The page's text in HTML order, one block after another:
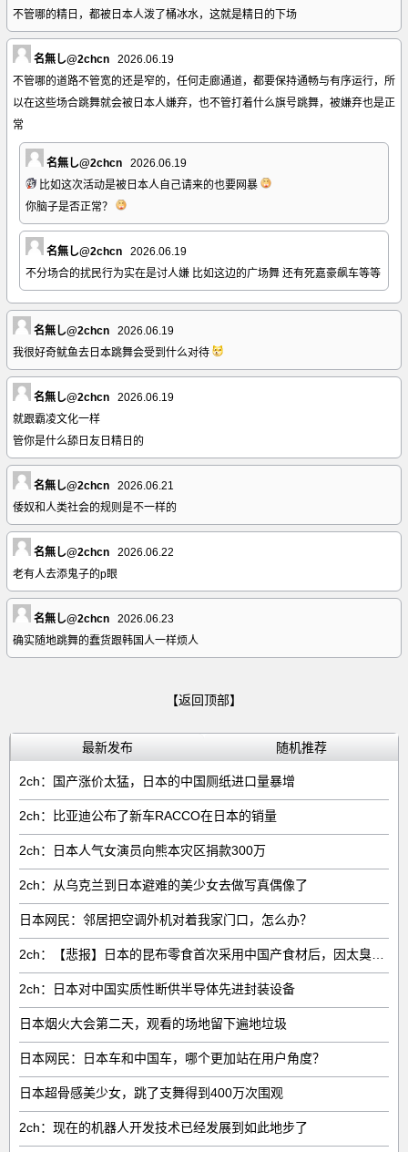
不管哪的精日，都被日本人泼了桶冰水，这就是精日的下场
名無し@2chcn
2026.06.19
不管哪的道路不管宽的还是窄的，任何走廊通道，都要保持通畅与有序运行，所
以在这些场合跳舞就会被日本人嫌弃，也不管打着什么旗号跳舞，被嫌弃也是正
常
名無し@2chcn
2026.06.19
比如这次活动是被日本人自己请来的也要网暴
你脑子是否正常？
名無し@2chcn
2026.06.19
不分场合的扰民行为实在是讨人嫌 比如这边的广场舞 还有死嘉豪飙车等等
名無し@2chcn
2026.06.19
我很好奇鱿鱼去日本跳舞会受到什么对待
名無し@2chcn
2026.06.19
就跟霸凌文化一样
管你是什么舔日友日精日的
名無し@2chcn
2026.06.21
倭奴和人类社会的规则是不一样的
名無し@2chcn
2026.06.22
老有人去添鬼子的p眼
名無し@2chcn
2026.06.23
确实随地跳舞的蠢货跟韩国人一样烦人
【返回顶部】
最新发布 随机推荐
2ch：国产涨价太猛，日本的中国厕纸进口量暴增
2ch：比亚迪公布了新车RACCO在日本的销量
2ch：日本人气女演员向熊本灾区捐款300万
2ch：从乌克兰到日本避难的美少女去做写真偶像了
日本网民：邻居把空调外机对着我家门口，怎么办？
2ch：日本对中国实质性断供半导体先进封装设备
日本烟火大会第二天，观看的场地留下遍地垃圾
日本网民：日本车和中国车，哪个更加站在用户角度？
日本超骨感美少女，跳了支舞得到400万次围观
2ch：现在的机器人开发技术已经发展到如此地步了